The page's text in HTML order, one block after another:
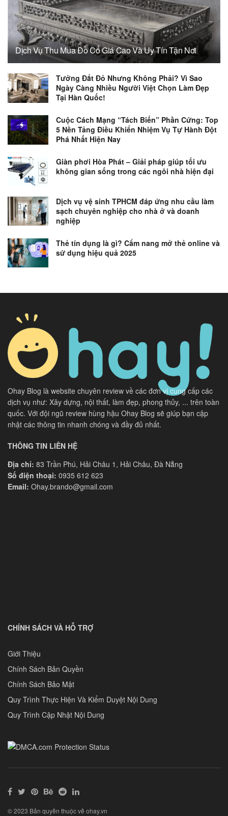
Dịch Vụ Thu Mua Đồ Cổ Giá Cao Và Uy Tín Tận Nơi
Tưởng Đắt Đỏ Nhưng Không Phải? Vì Sao
Ngày Càng Nhiều Người Việt Chọn Làm Đẹp
Tại Hàn Quốc!
Cuộc Cách Mạng “Tách Biến” Phần Cứng: Top
5 Nền Tảng Điều Khiển Nhiệm Vụ Tự Hành Đột
Phá Nhất Hiện Nay
Giàn phơi Hòa Phát – Giải pháp giúp tối ưu
không gian sống trong các ngôi nhà hiện đại
Dịch vụ vệ sinh TPHCM đáp ứng nhu cầu làm
sạch chuyên nghiệp cho nhà ở và doanh
nghiệp
Thẻ tín dụng là gì? Cẩm nang mở thẻ online và
sử dụng hiệu quả 2025
Ohay Blog là website chuyên review về các đơn vị cung cấp các
dịch vụ như: Xây dựng, nội thất, làm đẹp, phong thủy, ... trên toàn
quốc. Với đội ngũ review hùng hậu Ohay Blog sẽ giúp bạn cập
nhật các thông tin nhanh chóng và đầy đủ nhất.
THÔNG TIN LIÊN HỆ
Địa chỉ: 83 Trần Phú, Hải Châu 1, Hải Châu, Đà Nẵng
Số điện thoại: 0935 612 623
Email: Ohay.brando@gmail.com
CHÍNH SÁCH VÀ HỖ TRỢ
Giới Thiệu
Chính Sách Bản Quyền
Chính Sách Bảo Mật
Quy Trình Thực Hiện Và Kiểm Duyệt Nội Dung
Quy Trình Cập Nhật Nội Dung
© 2023 Bản quyền thuộc về ohay.vn